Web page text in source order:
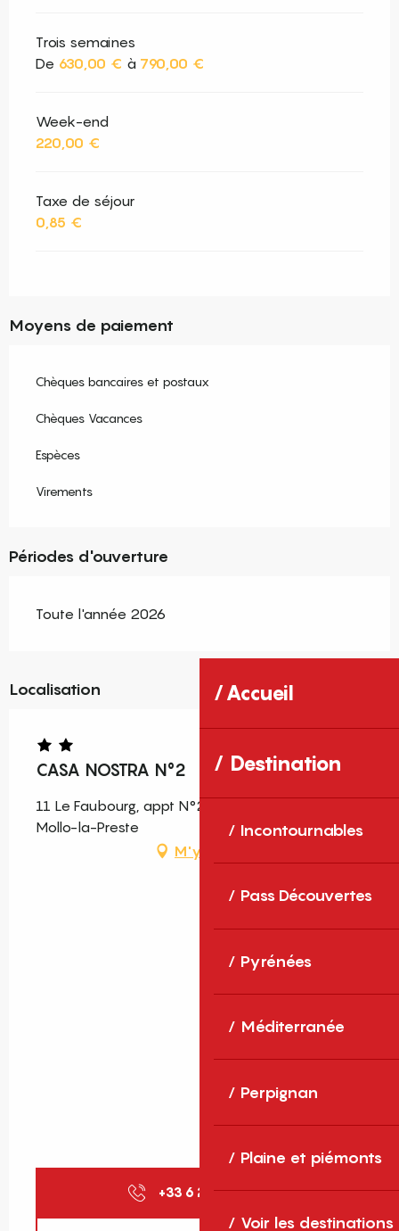
Accueil
Destination
Incontournables
Pass Découvertes
Pyrénées
Méditerranée
Perpignan
Plaine et piémonts
Voir les destinations
Trois semaines
De 630,00 € à 790,00 €
Week-end
220,00 €
Taxe de séjour
0,85 €
Moyens de paiement
Chèques bancaires et postaux
Chèques Vacances
Espèces
Virements
Périodes d'ouverture
Toute l'année 2026
Localisation
CASA NOSTRA N°2
11 Le Faubourg, appt N°2, 66230 Prats-de-
Mollo-la-Preste
M'y rendre
+33 6 25 08 27▒▒